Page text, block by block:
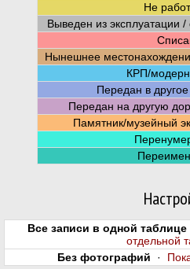
Не
Выведен из эксплуатации
Нынешнее
КРП/
Передан в
Передан на другую
Памятник/музейный
Все записи в одной таблице
отдельной
Без фотографий ·